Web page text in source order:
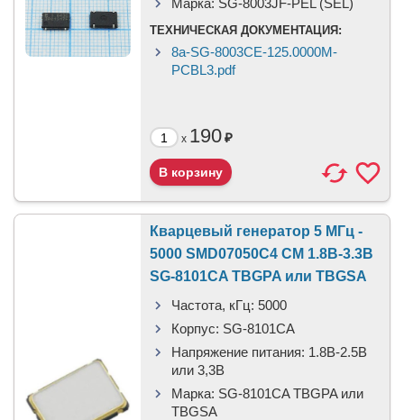
Марка: SG-8003JF-PEL (SEL)
ТЕХНИЧЕСКАЯ ДОКУМЕНТАЦИЯ:
8a-SG-8003CE-125.0000M-
PCBL3.pdf
x 190₽
Кварцевый генератор 5 МГц -
5000 SMD07050C4 CM 1.8В-3.3В
SG-8101CA TBGPA или TBGSA
Частота, кГц: 5000
Корпус: SG-8101CA
Напряжение питания: 1.8В-2.5B
или 3,3B
Марка: SG-8101CA TBGPA или
TBGSA